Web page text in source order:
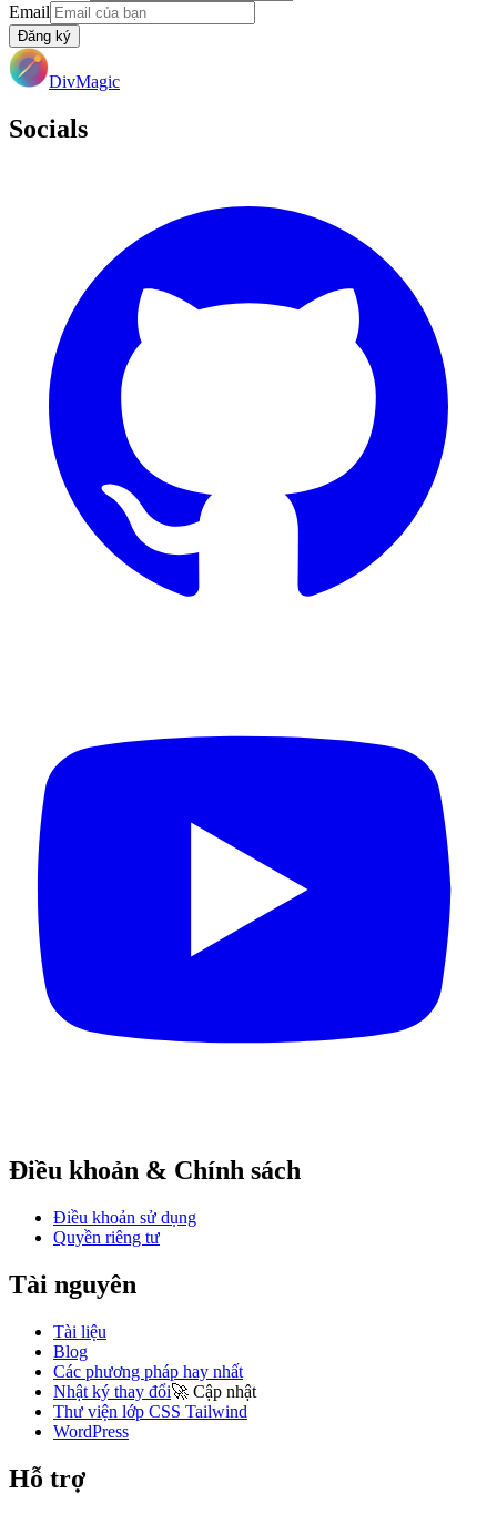
Email
Đăng ký
DivMagic
Socials
Điều khoản & Chính sách
Điều khoản sử dụng
Quyền riêng tư
Tài nguyên
Tài liệu
Blog
Các phương pháp hay nhất
Nhật ký thay đổi🚀 Cập nhật
Thư viện lớp CSS Tailwind
WordPress
Hỗ trợ